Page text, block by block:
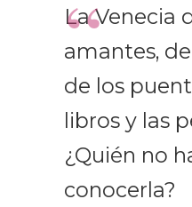
La Venecia
amantes,
de los
libros y las
¿Quién no
conocerla?